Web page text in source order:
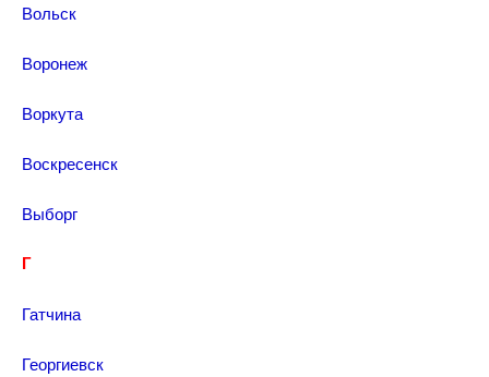
Вольск
Воронеж
Воркута
Воскресенск
Выборг
Г
Гатчина
Георгиевск